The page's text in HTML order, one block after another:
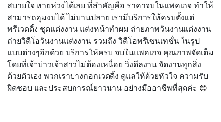
สบายใจ หายห่วงได้เลย ที่สำคัญคือ ราคาจบในแพคเกจ ทำให้
สามารถคุมงบได้ ไม่บานปลาย เรามีบริการให้ครบตั้งแต่
พรีเวดดิ้ง ชุดแต่งงาน แต่งหน้าทำผม ถ่ายภาพวันงานแต่งงาน
ถ่ายวิดีโอวันงานแต่งงาน รวมถึง วิดีโอพรีเซนเทชั่น ในรูป
แบบต่างๆอีกด้วย บริการให้ครบ จบในแพคเกจ คุณภาพจัดเต็ม
โดยที่เจ้าบ่าวเจ้าสาวไม่ต้องเหนื่อย วิ่งดีลงาน จัดงานทุกสิ่ง
ด้วยตัวเอง พวกเราบางกอกเวดดิ้ง ดูแลให้ด้วยหัวใจ ความรับ
ผิดชอบ และประสบการณ์ยาวนาน อย่างมืออาชีพที่สุดค่ะ 😊